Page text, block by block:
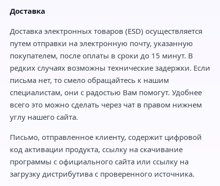
Доставка
Доставка электронных товаров (ESD) осуществляется
путем отправки на электронную почту, указанную
покупателем, после оплаты в сроки до 15 минут. В
редких случаях возможны технические задержки. Если
письма нет, то смело обращайтесь к нашим
специалистам, они с радостью Вам помогут. Удобнее
всего это можно сделать через чат в правом нижнем
углу нашего сайта.
Письмо, отправленное клиенту, содержит цифровой
код активации продукта, ссылку на скачивание
программы с официального сайта или ссылку на
загрузку дистрибутива с проверенного источника.